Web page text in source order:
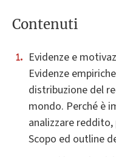
Contenuti
Evidenze e
Evidenze
distribuzione del
mondo. Perché è
analizzare
Scopo ed outline